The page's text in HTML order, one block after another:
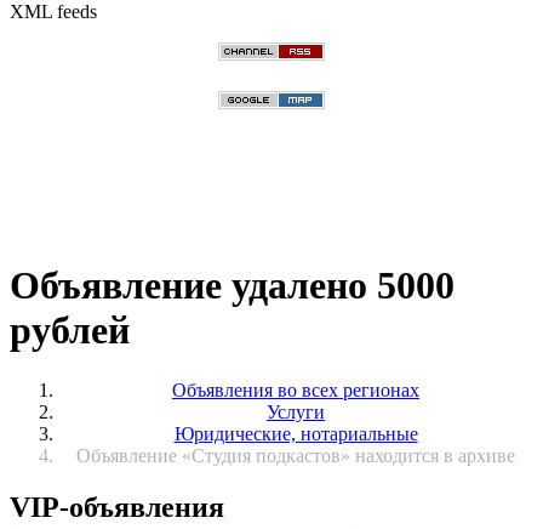
XML feeds
Объявление удалено 5000
рублей
Объявления во всех регионах
Услуги
Юридические, нотариальные
Объявление «Студия подкастов» находится в архиве
VIP-объявления